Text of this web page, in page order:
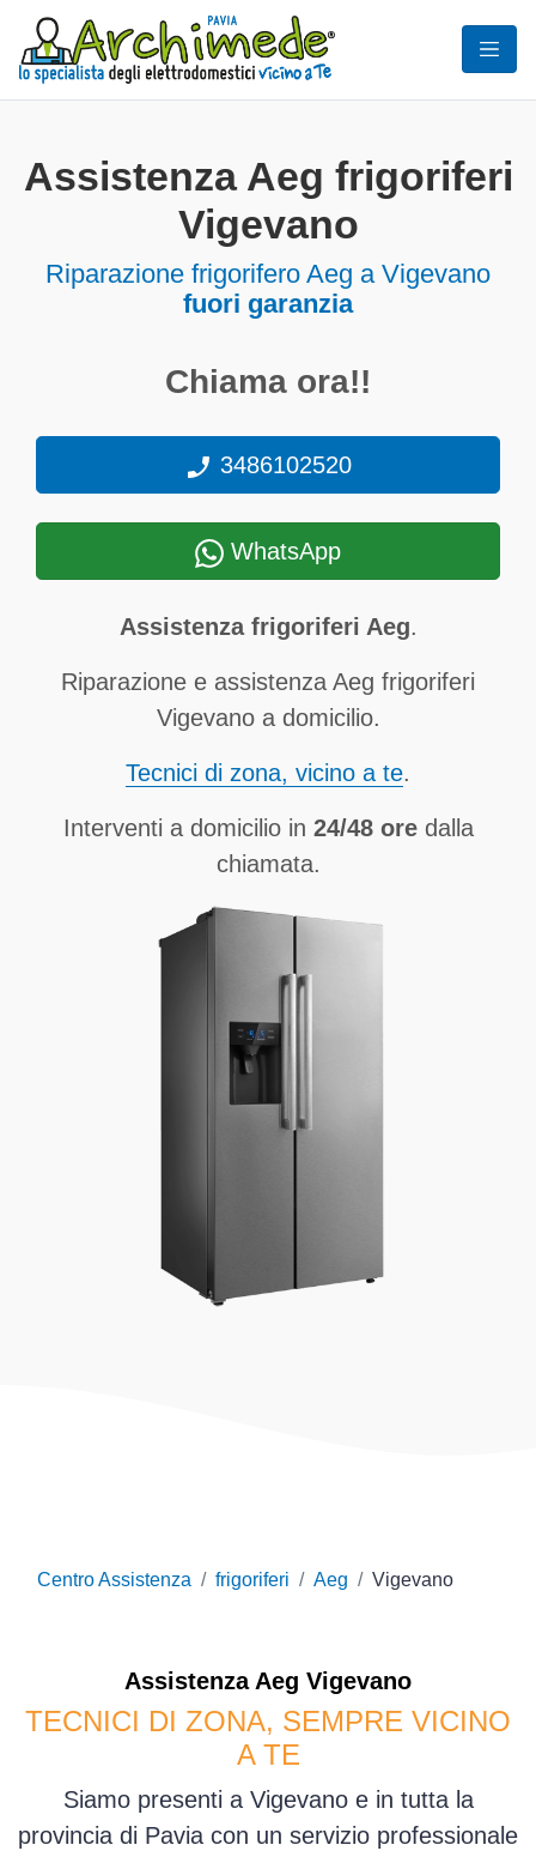
Assistenza Aeg frigoriferi
Vigevano
Riparazione frigorifero Aeg a Vigevano
fuori garanzia
Chiama ora!!
3486102520
WhatsApp
Assistenza frigoriferi Aeg.
Riparazione e assistenza Aeg frigoriferi
Vigevano a domicilio.
Tecnici di zona, vicino a te.
Interventi a domicilio in 24/48 oredalla
chiamata.
Centro Assistenza frigoriferi Aeg Vigevano
Assistenza Aeg Vigevano
TECNICI DI ZONA, SEMPRE VICINO
A TE
Siamo presenti a Vigevano e in tutta la
provincia di Pavia con un servizio professionale